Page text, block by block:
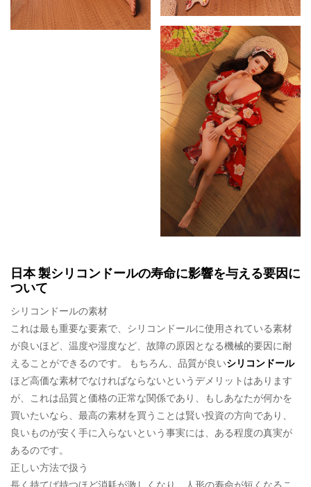
日本 製シリコンドールの寿命に影響を与える要因に
ついて
シリコンドールの素材
これは最も重要な要素で、シリコンドールに使用されている素材
が良いほど、温度や湿度など、故障の原因となる機械的要因に耐
えることができるのです。 もちろん、品質が良いシリコンドール
ほど高価な素材でなければならないというデメリットはあります
が、これは品質と価格の正常な関係であり、もしあなたが何かを
買いたいなら、最高の素材を買うことは賢い投資の方向であり、
良いものが安く手に入らないという事実には、ある程度の真実が
あるのです。
正しい方法で扱う